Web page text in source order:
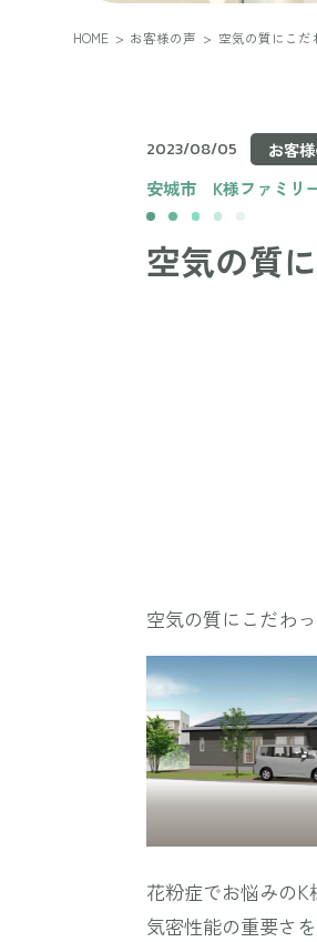
HOME > お客様の声 > 空気の質にこだ
2023/08/05 お客
安城市 K様ファミリ
空気の質
空気の質にこだわ
花粉症でお悩みのK
気密性能の重要さ